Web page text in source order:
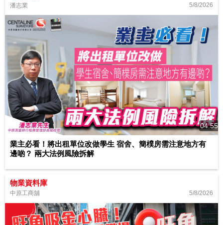
潘志業 5/8/2026
04:55
業主必看！將出租單位改做學生 宿舍、簡樸房需注意地方有
邊啲？ 兩大法例風險拆解
物業資料庫
中原工商舖 5/8/2026